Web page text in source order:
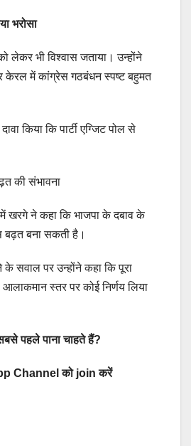
भरोसा
लेकर भी विश्वास जताया। उन्होंने
केरल में कांग्रेस गठबंधन स्पष्ट बहुमत
किया कि पार्टी एग्जिट पोल से
की संभावना
खरगे ने कहा कि भाजपा के दबाव के
बना सकती है।
के सवाल पर उन्होंने कहा कि पूरा
स्तर पर कोई निर्णय लिया
पहले पाना चाहते हैं?
Channel को join करें